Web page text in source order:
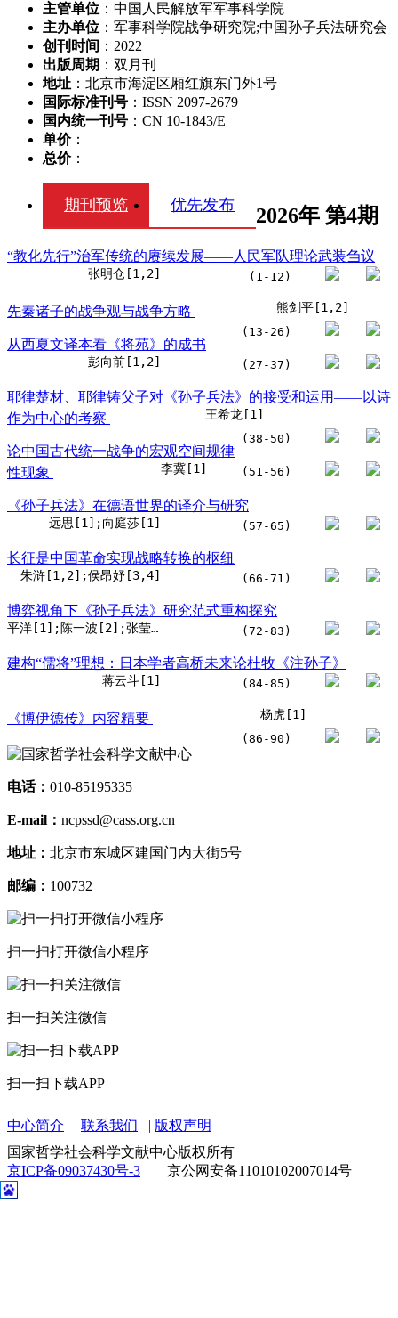
主管单位 ：中国人民解放军军事科学院
主办单位 ：军事科学院战争研究院;中国孙子兵法研究会
创刊时间 ：2022
出版周期 ：双月刊
地址 ：北京市海淀区厢红旗东门外1号
国际标准刊号 ：ISSN 2097-2679
国内统一刊号 ：CN 10-1843/E
单价：
总价：
期刊预览 优先发布 2026年 第4期
“教化先行”治军传统的赓续发展——人民军队理论武装刍议
张明仓[1,2] (1-12)
先秦诸子的战争观与战争方略 熊剑平[1,2]
(13-26)
从西夏文译本看《将苑》的成书
彭向前[1,2] (27-37)
耶律楚材、耶律铸父子对《孙子兵法》的接受和运用——以诗
作为中心的考察
王希龙[1]
(38-50)
论中国古代统一战争的宏观空间规律
性现象
李冀[1] (51-56)
《孙子兵法》在德语世界的译介与研究
远思[1];向庭莎[1] (57-65)
长征是中国革命实现战略转换的枢纽
朱浒[1,2];侯昂妤[3,4] (66-71)
博弈视角下《孙子兵法》研究范式重构探究
平洋[1];陈一波[2];张莹[1] (72-83)
建构“儒将”理想：日本学者高桥未来论杜牧《注孙子》
蒋云斗[1] (84-85)
《博伊德传》内容精要 杨虎[1]
(86-90)
电话： 010-85195335
E-mail： ncpssd@cass.org.cn
地址： 北京市东城区建国门内大街5号
邮编： 100732
扫一扫打开微信小程序
扫一扫关注微信
扫一扫下载APP
中心简介 联系我们
版权声明
国家哲学社会科学文献中心版权所有
京ICP备09037430号-3
京公网安备11010102007014号